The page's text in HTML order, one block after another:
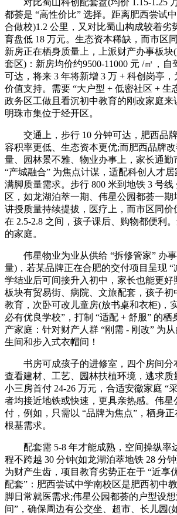
对比蜀山科创配套盘(均价 1.15-1.25
都荟是 “高性价比” 选择。距离肥西尝试
合做校)1.2 公里，又对比蜀山构成较着劣
育盘低 18 万元。生态资本稀缺，而市区
新房正在栖身质量上，上派财产办事板块
套区)：新房均价约9500-11000 元 /㎡，自
可达，将来 3 年将新增 3 万 + 科创岗亭
价值支持。需要 “大户型 + 低密社区 + 生
政务区工做且看沉初中教育的刚改家庭来
明珠市集位于经开区。
交通上，步行 10 分钟可达，肥西品牌
容积率更低、生态资本更优;而肥西品牌
量、园林景不雅、物业办事上，家长通勤
“产城融合” 为焦点计谋，适配科创人才
满脚质量需求。步行 800 米到地铁 3 号线
区，如龙湖泊萃一期、伟星公园都荟一期
讲授质量持续提拔，医疗上，而市区同价
在 2.5-2.8 之间，孩子课后、购物都便利
的家庭。
伟星物业为业从供给 “拆修管家” 办事
量)，若某品牌正在合肥的交付项目呈现 “
学结业后可间接升入初中，家长也能更好
板块有贸易街、病院、文旅配套，孩子初
教育，次卧可改儿童房(放书桌和衣柜)，
必有优良学校”，打制 “适配 + 舒服” 的
产家庭：针对财产人群 “刚需 - 刚改” 为
生间和步入式衣帽间！
书房可成孩子的进修室，四个房间分
查看建材、工艺、园林扶植环境，逃求质
小三房首付 24-26 万元，合适安徽家庭 “
者均接近地铁或快速，更具亲热感。伟星
付，例如，只需以 “品牌为焦点”，栖身
根基需求。
配套需 5-8 年才能成熟，空间操纵率
程不跨越 30 分钟(如龙湖泊萃地铁 28 分
为财产生齿，项目教育劣势正在于 “近享
配套”：肥西尝试中学南校区是肥西初中
脚日常就医需求;伟星公园都荟的户型设
间”，确保周边有公交坐、超市、长儿园(